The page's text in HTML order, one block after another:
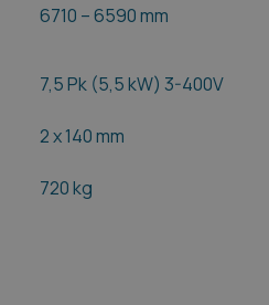
6710 – 6590 mm
7,5 Pk (5,5 kW) 3-400V
2 x 140 mm
720 kg